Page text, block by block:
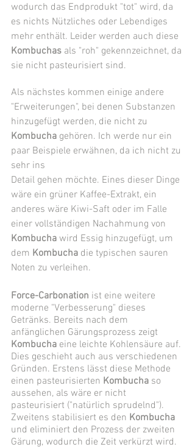
wodurch das Endprodukt "tot" wird, da
es nichts Nützliches oder Lebendiges
mehr enthält. Leider werden auch diese
Kombuchas als "roh" gekennzeichnet, da
sie nicht pasteurisiert sind.
Als nächstes kommen einige andere
"Erweiterungen", bei denen Substanzen
hinzugefügt werden, die nicht zu
Kombucha gehören. Ich werde nur ein
paar Beispiele erwähnen, da ich nicht zu
sehr ins
Detail gehen möchte. Eines dieser Dinge
wäre ein grüner Kaffee-Extrakt, ein
anderes wäre Kiwi-Saft oder im Falle
einer vollständigen Nachahmung von
Kombucha wird Essig hinzugefügt, um
dem Kombucha die typischen sauren
Noten zu verleihen.
Force-Carbonation ist eine weitere
moderne "Verbesserung" dieses
Getränks. Bereits nach dem
anfänglichen Gärungsprozess zeigt
Kombucha eine leichte Kohlensäure auf.
Dies geschieht auch aus verschiedenen
Gründen. Erstens lässt diese Methode
einen pasteurisierten Kombucha so
aussehen, als wäre er nicht
pasteurisiert ("natürlich sprudelnd").
Zweitens stabilisiert es den Kombucha
und eliminiert den Prozess der zweiten
Gärung, wodurch die Zeit verkürzt wird.